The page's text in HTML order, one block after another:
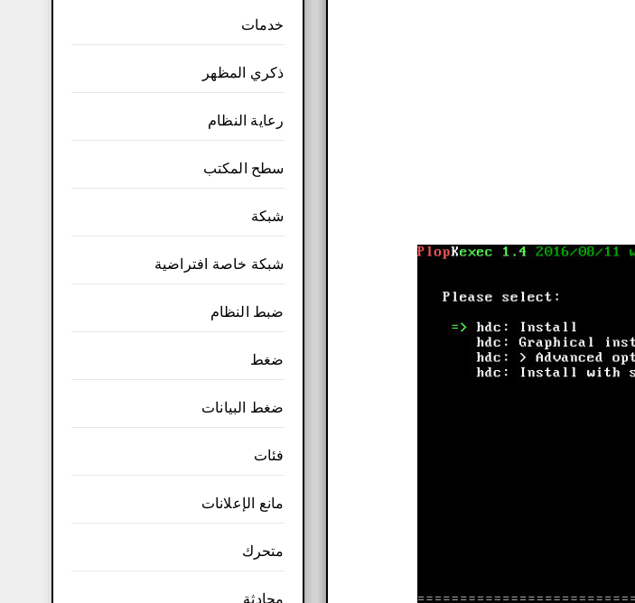
خدمات
ذكري المظهر
رعاية النظام
سطح المكتب
شبكة
شبكة خاصة افتراضية
ضبط النظام
ضغط
ضغط البيانات
فئات
مانع الإعلانات
متحرك
محادثة